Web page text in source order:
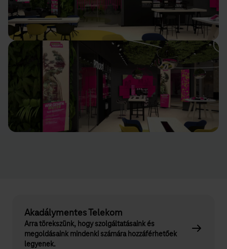
Akadálymentes Telekom
Arra törekszünk, hogy szolgáltatásaink és
megoldásaink mindenki számára hozzáférhetőek
legyenek.